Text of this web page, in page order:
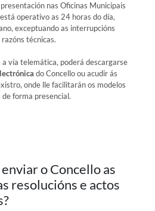
nas Oficinas Municipais
operativo as 24 horas do día,
exceptuando as interrupcións
técnicas.
vía telemática, poderá descargarse
do Concello ou acudir ás
onde lle facilitarán os modelos
forma presencial.
o Concello as
resolucións e actos